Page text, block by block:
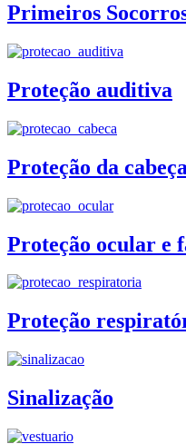
Primeiros
Proteção auditiva
Proteção da cabeça
Proteção ocular e
Proteção
Sinalização